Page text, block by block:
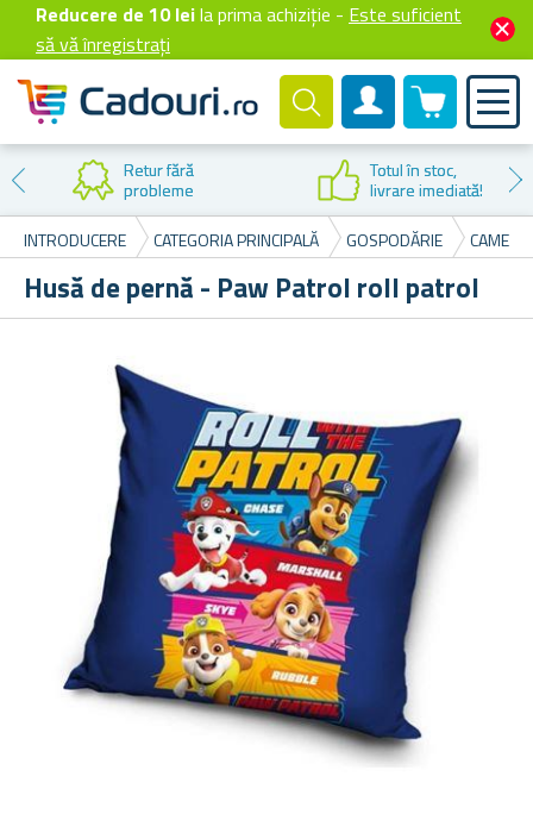
Reducere de 10 leila prima achiziție - Este suficient
să vă înregistrați
Cont client
0 produselor
Retur fără
probleme
Totul în stoc,
livrare imediată!
INTRODUCERE
CATEGORIA PRINCIPALĂ GOSPODĂRIE
Husă de pernă - Paw Patrol roll patrol